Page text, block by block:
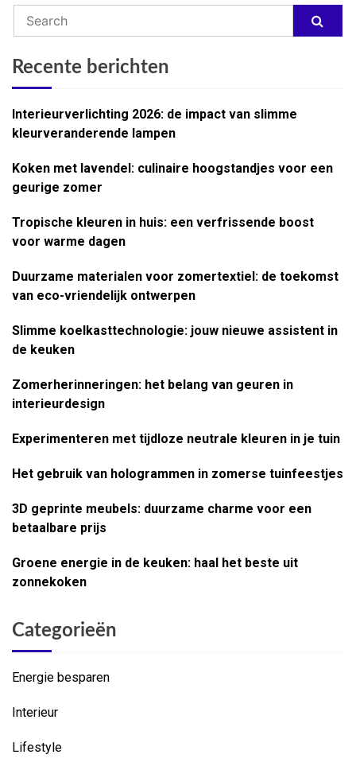
Recente berichten
Interieurverlichting 2026: de impact van slimme
kleurveranderende lampen
Koken met lavendel: culinaire hoogstandjes voor een
geurige zomer
Tropische kleuren in huis: een verfrissende boost
voor warme dagen
Duurzame materialen voor zomertextiel: de toekomst
van eco-vriendelijk ontwerpen
Slimme koelkasttechnologie: jouw nieuwe assistent in
de keuken
Zomerherinneringen: het belang van geuren in
interieurdesign
Experimenteren met tijdloze neutrale kleuren in je tuin
Het gebruik van hologrammen in zomerse tuinfeestjes
3D geprinte meubels: duurzame charme voor een
betaalbare prijs
Groene energie in de keuken: haal het beste uit
zonnekoken
Categorieën
Energie besparen
Interieur
Lifestyle